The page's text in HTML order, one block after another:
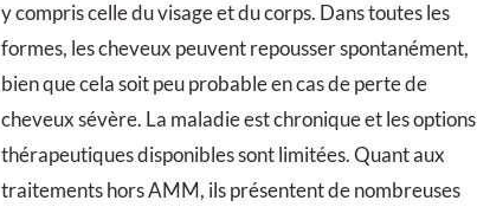
y compris celle du visage et du corps. Dans toutes les
formes, les cheveux peuvent repousser spontanément,
bien que cela soit peu probable en cas de perte de
cheveux sévère. La maladie est chronique et les options
thérapeutiques disponibles sont limitées. Quant aux
traitements hors AMM, ils présentent de nombreuses